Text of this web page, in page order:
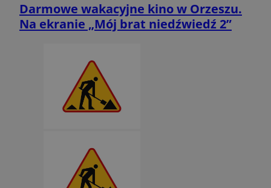
Darmowe wakacyjne kino w Orzeszu.
Na ekranie „Mój brat niedźwiedź 2”